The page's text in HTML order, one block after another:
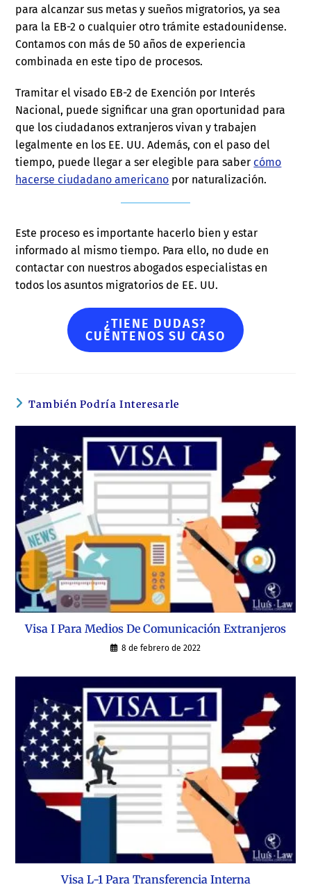
para alcanzar sus metas y sueños migratorios, ya sea
para la EB-2 o cualquier otro trámite estadounidense.
Contamos con más de 50 años de experiencia
combinada en este tipo de procesos.
Tramitar el visado EB-2 de Exención por Interés
Nacional, puede significar una gran oportunidad para
que los ciudadanos extranjeros vivan y trabajen
legalmente en los EE. UU. Además, con el paso del
tiempo, puede llegar a ser elegible para saber cómo
hacerse ciudadano americano por naturalización.
Este proceso es importante hacerlo bien y estar
informado al mismo tiempo. Para ello, no dude en
contactar con nuestros abogados especialistas en
todos los asuntos migratorios de EE. UU.
¿TIENE DUDAS?
CUÉNTENOS SU CASO
También Podría Interesarle
Visa I Para Medios De Comunicación Extranjeros
8 de febrero de 2022
Visa L-1 Para Transferencia Interna